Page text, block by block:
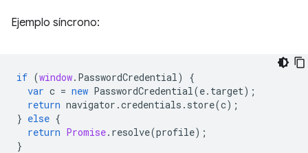
Ejemplo síncrono:
if (window. PasswordCredential)
{
var c = new PasswordCredential(e. target);
return navigator .credentials . store(c);
} else {
return Promise. resolve(profile);
}